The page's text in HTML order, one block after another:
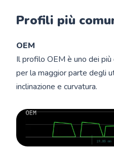
Profili più
OEM
Il profilo OEM è uno dei
per la maggior parte degli
inclinazione e curvatura.